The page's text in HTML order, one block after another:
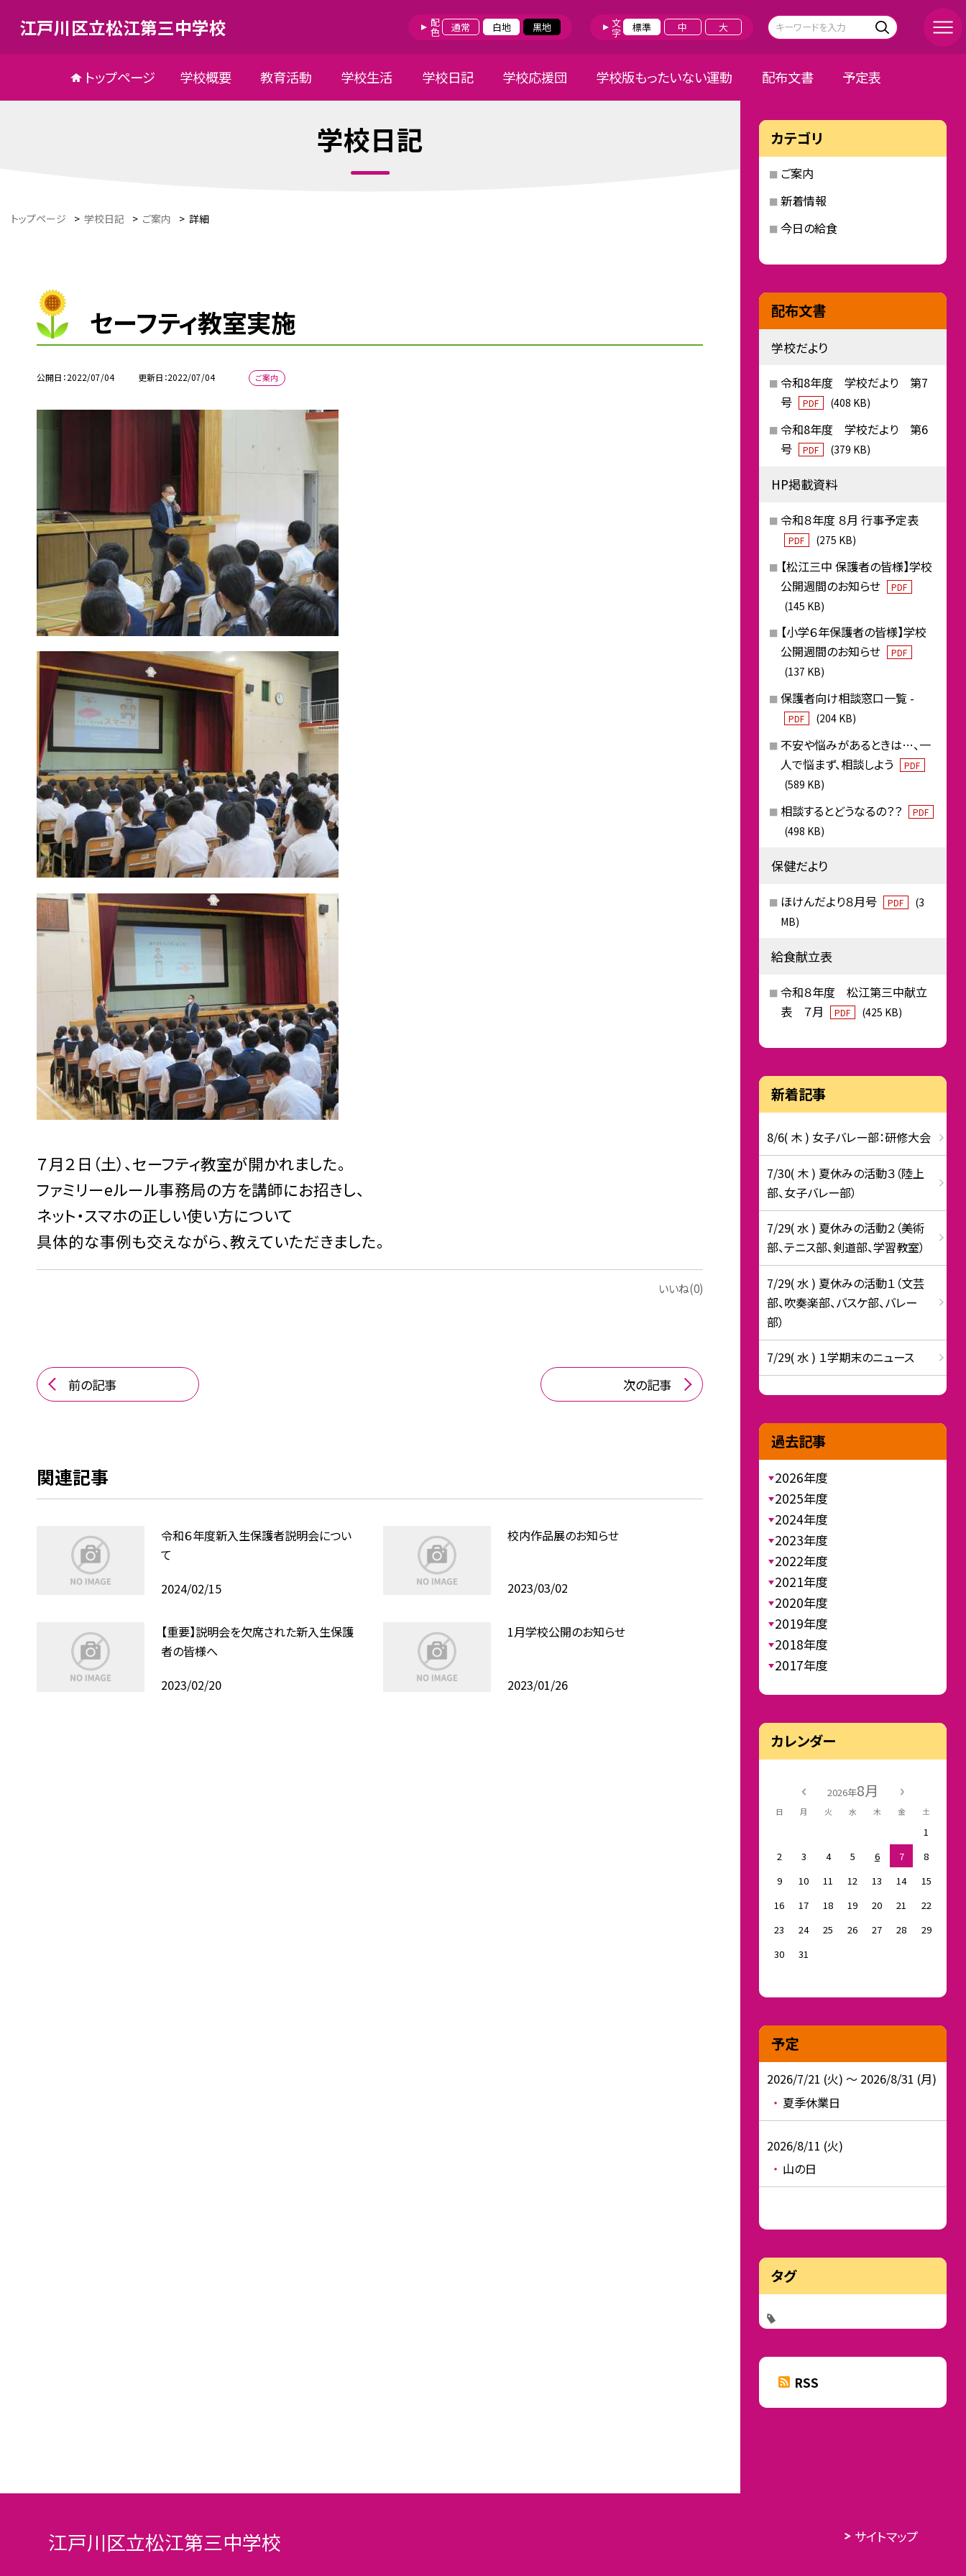
江戸川区立松江第三中学校 配色 通常 白地 黒地 文字 標準 中 大
トップページ 学校概要 教育活動 学校生活 学校日記 学校応援団 学校版もったいない運動 配布文書 予定表
学校日記
トップページ > 学校日記 > ご案内 > 詳細
セーフティ教室実施
公開日 2022/07/04 更新日 2022/07/04 ご案内
７月２日（土）、セーフティ教室が開かれました。
ファミリーeルール事務局の方を講師にお招きし、
ネット・スマホの正しい使い方について
具体的な事例も交えながら、教えていただきました。
いいね(0)
前の記事 次の記事
関連記事
令和６年度新入生保護者説明会につい
て
2024/02/15
校内作品展のお知らせ
2023/03/02
【重要】説明会を欠席された新入生保護
者の皆様へ
2023/02/20
1月学校公開のお知らせ
2023/01/26
カテゴリ
ご案内
新着情報
今日の給食
配布文書
学校だより
令和8年度 学校だより 第7
号
PDF (408 KB)
令和8年度 学校だより 第6
号
PDF (379 KB)
HP掲載資料
令和８年度 ８月 行事予定表
PDF (275 KB)
【松江三中 保護者の皆様】学校
公開週間のお知らせ
PDF
(145 KB)
【小学６年保護者の皆様】学校
公開週間のお知らせ
PDF
(137 KB)
保護者向け相談窓口一覧 -
PDF (204 KB)
不安や悩みがあるときは…、一
人で悩まず、相談しよう
PDF
(589 KB)
相談するとどうなるの？？ PDF
(498 KB)
保健だより
ほけんだより８月号 PDF
(3
MB)
給食献立表
令和８年度 松江第三中献立
表 ７月
PDF (425 KB)
新着記事
8/6( 木 ) 女子バレー部：研修大会
7/30( 木 ) 夏休みの活動３（陸上
部、女子バレー部）
7/29( 水 ) 夏休みの活動２（美術
部、テニス部、剣道部、学習教室）
7/29( 水 ) 夏休みの活動１（文芸
部、吹奏楽部、バスケ部、バレー
部）
7/29( 水 ) １学期末のニュース
過去記事
2026年度
2025年度
2024年度
2023年度
2022年度
2021年度
2020年度
2019年度
2018年度
2017年度
カレンダー
2026年8月
日 月 火 水 木 金 土
1
2
3 4 5 6 7
8
9
10 11 12 13 14
15
16
17 18 19 20 21
22
23
24 25 26 27 28
29
30
31
予定
2026/7/21 (火) ～ 2026/8/31 (月)
夏季休業日
2026/8/11 (火)
山の日
タグ
RSS
江戸川区立松江第三中学校 サイトマップ